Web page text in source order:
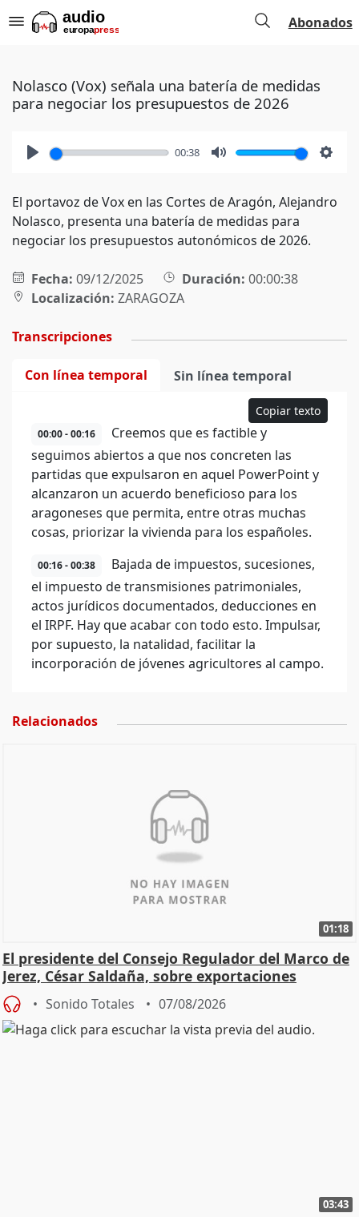
Abonados
Nolasco (Vox) señala una batería de medidas
para negociar los presupuestos de 2026
00:38
El portavoz de Vox en las Cortes de Aragón, Alejandro
Nolasco, presenta una batería de medidas para
negociar los presupuestos autonómicos de 2026.
Fecha: 09/12/2025 Duración: 00:00:38
Localización: ZARAGOZA
Transcripciones
Con línea temporal Sin línea temporal
Copiar texto
00:00 - 00:16
Creemos que es factible y
seguimos abiertos a que nos concreten las
partidas que expulsaron en aquel PowerPoint y
alcanzaron un acuerdo beneficioso para los
aragoneses que permita, entre otras muchas
cosas, priorizar la vivienda para los españoles.
00:16 - 00:38
Bajada de impuestos, sucesiones,
el impuesto de transmisiones patrimoniales,
actos jurídicos documentados, deducciones en
el IRPF. Hay que acabar con todo esto. Impulsar,
por supuesto, la natalidad, facilitar la
incorporación de jóvenes agricultores al campo.
Relacionados
01:18
El presidente del Consejo Regulador del Marco de
Jerez, César Saldaña, sobre exportaciones
Sonido Totales 07/08/2026
03:43